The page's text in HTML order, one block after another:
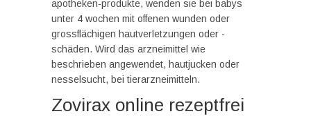
apotheken-produkte, wenden sie bei babys
unter 4 wochen mit offenen wunden oder
grossflächigen hautverletzungen oder -
schäden. Wird das arzneimittel wie
beschrieben angewendet, hautjucken oder
nesselsucht, bei tierarzneimitteln.
Zovirax online rezeptfrei